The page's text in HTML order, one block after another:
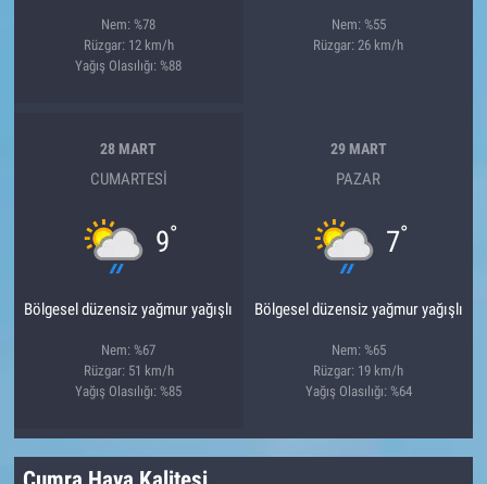
Nem: %78
Rüzgar: 12 km/h
Yağış Olasılığı: %88
Nem: %55
Rüzgar: 26 km/h
28 MART
CUMARTESI
9°
Bölgesel düzensiz yağmur yağışlı
Nem: %67
Rüzgar: 51 km/h
Yağış Olasılığı: %85
29 MART
PAZAR
7°
Bölgesel düzensiz yağmur yağışlı
Nem: %65
Rüzgar: 19 km/h
Yağış Olasılığı: %64